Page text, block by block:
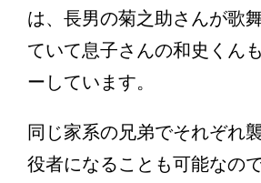
は、長男の菊之助さんが歌
ていて息子さんの和史くん
ーしています。
同じ家系の兄弟でそれぞれ
役者になることも可能なの